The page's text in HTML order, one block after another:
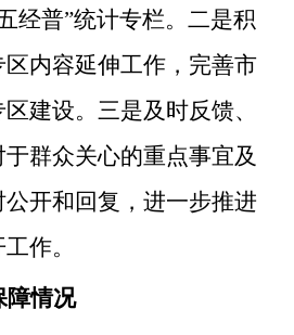
经普”统计专栏。二是积
内容延伸工作，完善市
区建设。三是及时反馈、
群众关心的重点事宜及
公开和回复 ，进一步推进
作。
障情况